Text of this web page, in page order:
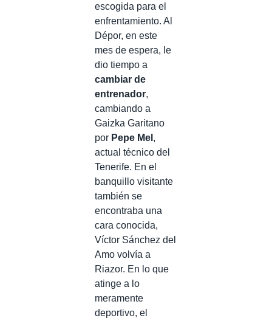
escogida para el
enfrentamiento. Al
Dépor, en este
mes de espera, le
dio tiempo a
cambiar de
entrenador,
cambiando a
Gaizka Garitano
por Pepe Mel ,
actual técnico del
Tenerife. En el
banquillo visitante
también se
encontraba una
cara conocida,
Víctor Sánchez del
Amo volvía a
Riazor. En lo que
atinge a lo
meramente
deportivo, el